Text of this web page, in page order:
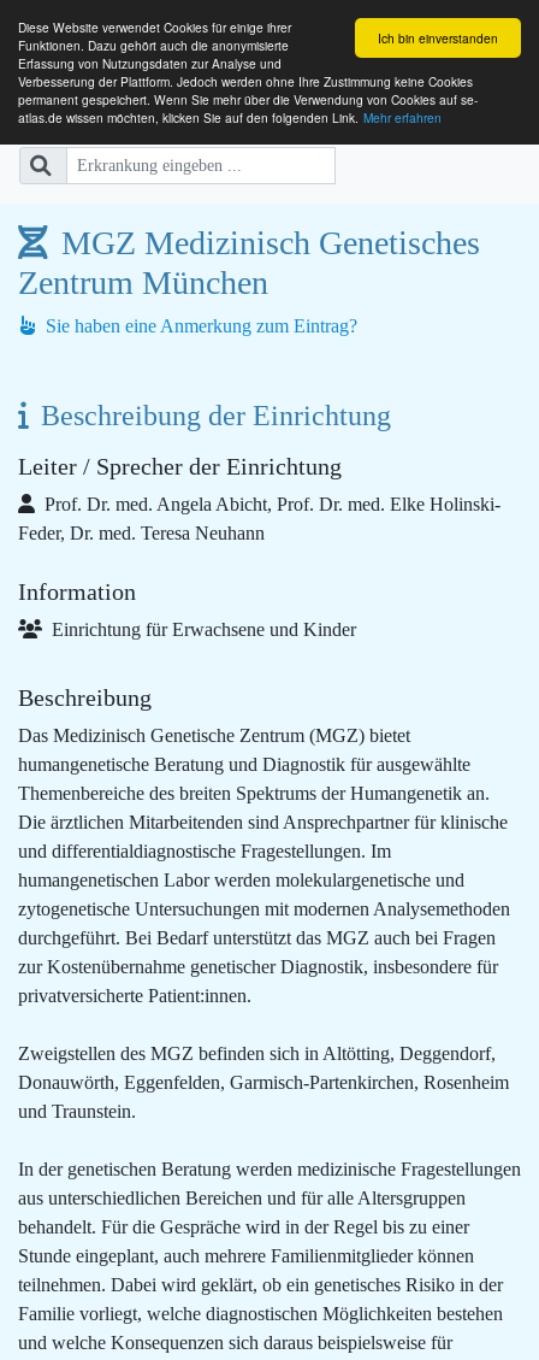
Ich bin einverstanden
Diese Website verwendet Cookies für einige ihrer
Funktionen. Dazu gehört auch die anonymisierte
Erfassung von Nutzungsdaten zur Analyse und
Verbesserung der Plattform. Jedoch werden ohne Ihre Zustimmung keine Cookies
permanent gespeichert. Wenn Sie mehr über die Verwendung von Cookies auf se-
atlas.de wissen möchten, klicken Sie auf den folgenden Link. Mehr erfahren
SE-ATLAS
Versorgungsatlas für Menschen
MGZ Medizinisch Genetisches
Zentrum München
Sie haben eine Anmerkung zum Eintrag?
Beschreibung der Einrichtung
Leiter / Sprecher der Einrichtung
Prof. Dr. med. Angela Abicht, Prof. Dr. med. Elke Holinski-
Feder, Dr. med. Teresa Neuhann
Information
Einrichtung für Erwachsene und Kinder
Beschreibung
Das Medizinisch Genetische Zentrum (MGZ) bietet
humangenetische Beratung und Diagnostik für ausgewählte
Themenbereiche des breiten Spektrums der Humangenetik an.
Die ärztlichen Mitarbeitenden sind Ansprechpartner für klinische
und differentialdiagnostische Fragestellungen. Im
humangenetischen Labor werden molekulargenetische und
zytogenetische Untersuchungen mit modernen Analysemethoden
durchgeführt. Bei Bedarf unterstützt das MGZ auch bei Fragen
zur Kostenübernahme genetischer Diagnostik, insbesondere für
privatversicherte Patient:innen.
Zweigstellen des MGZ befinden sich in Altötting, Deggendorf,
Donauwörth, Eggenfelden, Garmisch-Partenkirchen, Rosenheim
und Traunstein.
In der genetischen Beratung werden medizinische Fragestellungen
aus unterschiedlichen Bereichen und für alle Altersgruppen
behandelt. Für die Gespräche wird in der Regel bis zu einer
Stunde eingeplant, auch mehrere Familienmitglieder können
teilnehmen. Dabei wird geklärt, ob ein genetisches Risiko in der
Familie vorliegt, welche diagnostischen Möglichkeiten bestehen
und welche Konsequenzen sich daraus beispielsweise für